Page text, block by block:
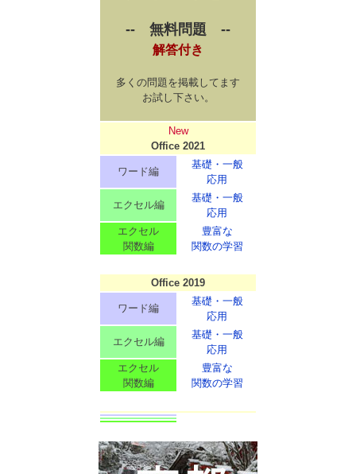
-- 無料問題 --
解答付き
多くの問題を掲載してます
お試し下さい。
New
Office 2021
ワード編
基礎・一般
応用
エクセル編
基礎・一般
応用
エクセル
関数編
豊富な
関数の学習
Office 2019
ワード編
基礎・一般
応用
エクセル編
基礎・一般
応用
エクセル
関数編
豊富な
関数の学習